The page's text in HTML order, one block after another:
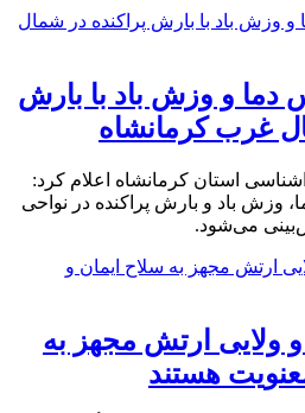
و وزش باد با بارش
غرب کرمانشاه
استان کرمانشاه اعلام کرد:
وزش باد و بارش پراکنده در نواحی
می‌شود.
و ولایی ارتش مجهز به
هستند